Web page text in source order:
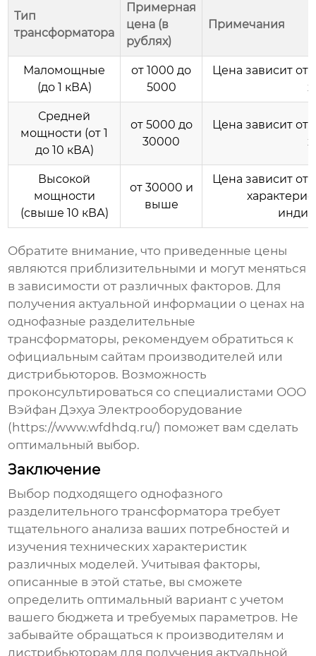
Тип
трансформатора
Примерная
цена (в
рублях)
Примечания
Маломощные
(до 1 кВА)
от 1000 до
5000
Цена зависит от
Средней
мощности (от 1
до 10 кВА)
от 5000 до
30000
Цена зависит от
Высокой
мощности
(свыше 10 кВА)
от 30000 и
выше
Цена зависит от
Обратите внимание, что приведенные цены
являются приблизительными и могут меняться
в зависимости от различных факторов. Для
получения актуальной информации о ценах на
однофазные разделительные
трансформаторы, рекомендуем обратиться к
официальным сайтам производителей или
дистрибьюторов. Возможность
проконсультироваться со специалистами ООО
Вэйфан Дэхуа Электрооборудование
( https://www.wfdhdq.ru/) поможет вам сделать
оптимальный выбор.
Заключение
Выбор подходящего однофазного
разделительного трансформатора требует
тщательного анализа ваших потребностей и
изучения технических характеристик
различных моделей. Учитывая факторы,
описанные в этой статье, вы сможете
определить оптимальный вариант с учетом
вашего бюджета и требуемых параметров. Не
забывайте обращаться к производителям и
дистрибьюторам для получения актуальной